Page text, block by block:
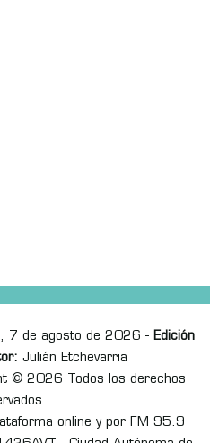
7 de agosto de 2026 - Edición
Julián Etchevarria
© 2026 Todos los derechos
online y por FM 95.9